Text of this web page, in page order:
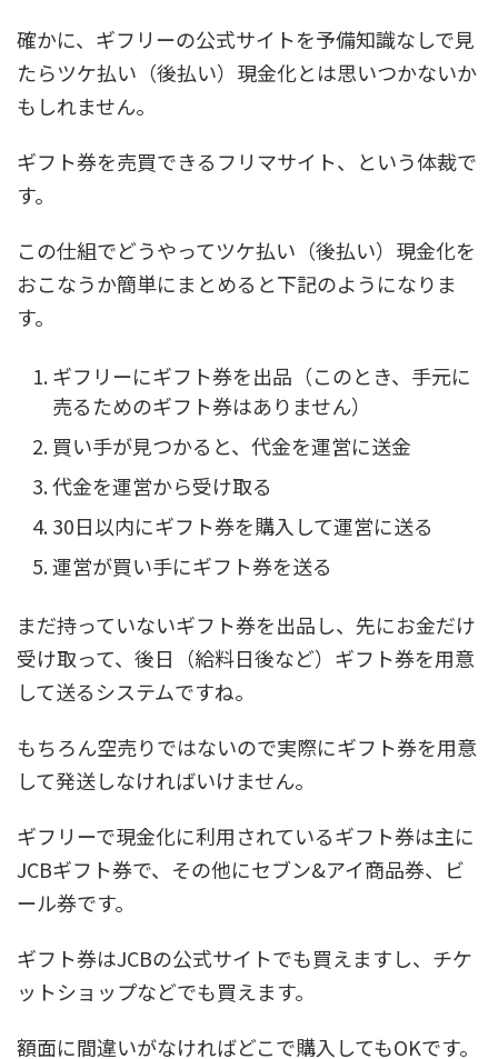
確かに、ギフリーの公式サイトを予備知識なしで見
たらツケ払い（後払い）現金化とは思いつかないか
もしれません。
ギフト券を売買できるフリマサイト、という体裁で
す。
この仕組でどうやってツケ払い（後払い）現金化を
おこなうか簡単にまとめると下記のようになりま
す。
ギフリーにギフト券を出品（このとき、手元に
売るためのギフト券はありません）
買い手が見つかると、代金を運営に送金
代金を運営から受け取る
30日以内にギフト券を購入して運営に送る
運営が買い手にギフト券を送る
まだ持っていないギフト券を出品し、先にお金だけ
受け取って、後日（給料日後など）ギフト券を用意
して送るシステムですね。
もちろん空売りではないので実際にギフト券を用意
して発送しなければいけません。
ギフリーで現金化に利用されているギフト券は主に
JCBギフト券で、その他にセブン&アイ商品券、ビ
ール券です。
ギフト券はJCBの公式サイトでも買えますし、チケ
ットショップなどでも買えます。
額面に間違いがなければどこで購入してもOKです。